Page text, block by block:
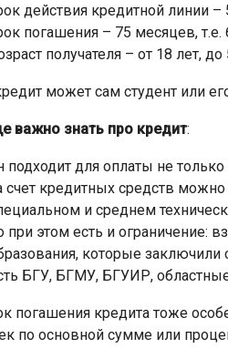
действия кредитной линии –
погашения – 75 месяцев, т.е.
получателя – от 18 лет,
может сам студент или
важно знать про кредит:
подходит для оплаты не
счет кредитных средств
и среднем
при этом есть и ограничение:
которые
БГУ, БГМУ, БГУИР,
погашения кредита тоже
по основной сумме или